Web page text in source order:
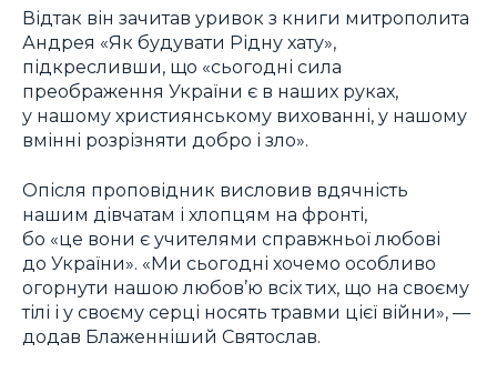
Відтак він зачитав уривок з книги митрополита
Андрея «Як будувати Рідну хату»,
підкресливши, що «сьогодні сила
преображення України є в наших руках,
у нашому християнському вихованні, у нашому
вмінні розрізняти добро і зло».
Опісля проповідник висловив вдячність
нашим дівчатам і хлопцям на фронті,
бо «це вони є учителями справжньої любові
до України». «Ми сьогодні хочемо особливо
огорнути нашою любов’ю всіх тих, що на своєму
тілі і у своєму серці носять травми цієї війни», —
додав Блаженніший Святослав.